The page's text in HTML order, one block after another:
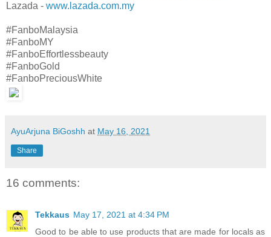
Lazada - www.lazada.com.my
#FanboMalaysia
#FanboMY
#FanboEffortlessbeauty
#FanboGold
#FanboPreciousWhite
AyuArjuna BiGoshh at May 16, 2021
Share
16 comments:
Tekkaus May 17, 2021 at 4:34 PM
Good to be able to use products that are made for locals as